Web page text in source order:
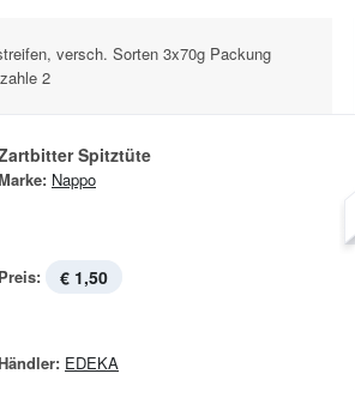
versch. Sorten 3x70g Packung
2
Spitztüte
Nappo
Preis: € 1,50
Händler: EDEKA